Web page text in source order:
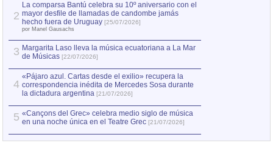
2
La comparsa Bantú celebra su 10º aniversario con el
mayor desfile de llamadas de candombe jamás
hecho fuera de Uruguay [25/07/2026]
por Manel Gausachs
3 Margarita Laso lleva la música ecuatoriana a La Mar
de Músicas [22/07/2026]
4
«Pájaro azul. Cartas desde el exilio» recupera la
correspondencia inédita de Mercedes Sosa durante
la dictadura argentina [21/07/2026]
5 «Cançons del Grec» celebra medio siglo de música
en una noche única en el Teatre Grec [21/07/2026]